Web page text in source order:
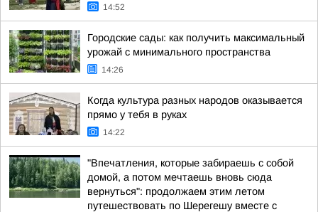
14:52
Городские сады: как получить максимальный
урожай с минимального пространства
14:26
Когда культура разных народов оказывается
прямо у тебя в руках
14:22
"Впечатления, которые забираешь с собой
домой, а потом мечтаешь вновь сюда
вернуться": продолжаем этим летом
путешествовать по Шерегешу вместе с